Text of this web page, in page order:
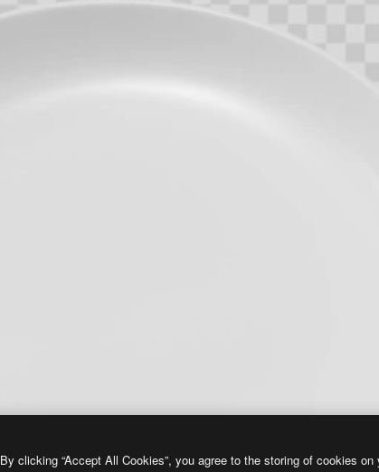
By clicking “Accept All Cookies”, you agree to the storing of cookies